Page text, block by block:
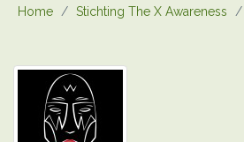
Home / Stichting The X Awareness /